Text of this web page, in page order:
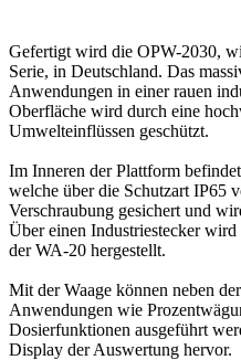
Gefertigt wird die OPW-2030,
Serie, in Deutschland. Das
Anwendungen in einer rauen
Oberfläche wird durch eine
Umwelteinflüssen geschützt.
Im Inneren der Plattform
welche über die Schutzart IP65
Verschraubung gesichert und
Über einen Industriestecker
der WA-20 hergestellt.
Mit der Waage können neben
Anwendungen wie
Dosierfunktionen ausgeführt
Display der Auswertung hervor.